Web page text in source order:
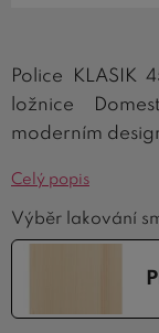
Police
ložnice
moderním
Celý popis
Výběr lakování